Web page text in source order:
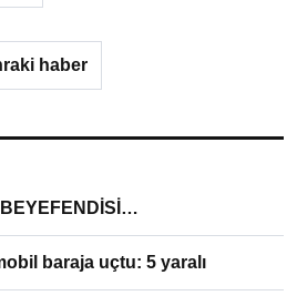
haber
baraja uçtu: 5 yaralı